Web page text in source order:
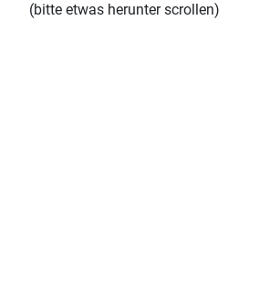
(bitte etwas herunter scrollen)